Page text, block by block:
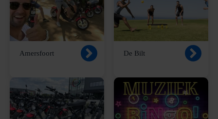
Amersfoort De Bilt